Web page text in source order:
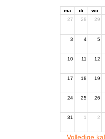
ma di wo
27
28 29
3 4 5
10 11 12
17 18 19
24 25 26
31 1 2
Volledige